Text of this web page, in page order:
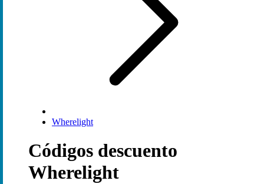
Wherelight
Códigos descuento
Wherelight